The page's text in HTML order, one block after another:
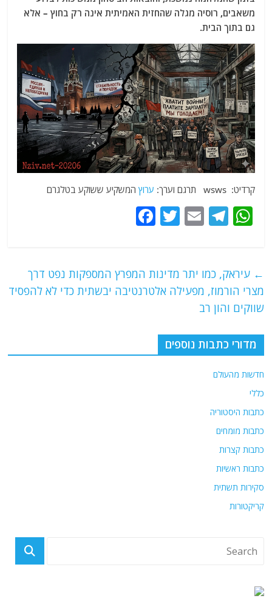
משאבים, רוסיה מגלה שהחזית האמיתית אינה רק בחוץ – אלא
גם בתוך הבית.
קרדיט: wsws תרגם וערך: ערוץ המשקיע ששוקע בטלגרם
W
s
A
p
p
T
g
ra
m
E
l
T
er
e
b
k
← עיראק, כמו יתר מדינות המפרץ המספקות נפט דרך
מצרי הורמוז, מפעילה אלטרנטיבה יבשתית כדי לא להפסיד
שווקים והון רב
מדורי כתבות נוספים
חדשות מהעולם
כללי
כתבות היסטוריה
כתבות מומחים
כתבות קצרות
כתבות ראשיות
סקירות תשתית
קריקטורות